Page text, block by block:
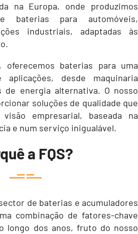
na Europa, onde produzimos
baterias para automóveis,
industriais, adaptadas às
baterias para uma
aplicações, desde maquinaria
energia alternativa. O nosso
soluções de qualidade que
empresarial, baseada na
e num serviço inigualável.
a FQS?
de baterias e acumuladores
combinação de fatores-chave
longo dos anos, fruto do nosso